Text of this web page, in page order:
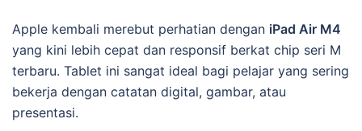
Apple kembali merebut perhatian dengan iPad Air M4
yang kini lebih cepat dan responsif berkat chip seri M
terbaru. Tablet ini sangat ideal bagi pelajar yang sering
bekerja dengan catatan digital, gambar, atau
presentasi.